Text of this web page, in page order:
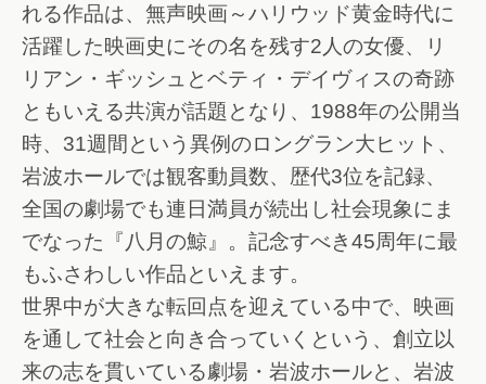
れる作品は、無声映画～ハリウッド黄金時代に
活躍した映画史にその名を残す2人の女優、リ
リアン・ギッシュとベティ・デイヴィスの奇跡
ともいえる共演が話題となり、1988年の公開当
時、31週間という異例のロングラン大ヒット、
岩波ホールでは観客動員数、歴代3位を記録、
全国の劇場でも連日満員が続出し社会現象にま
でなった『八月の鯨』。記念すべき45周年に最
もふさわしい作品といえます。
世界中が大きな転回点を迎えている中で、映画
を通して社会と向き合っていくという、創立以
来の志を貫いている劇場・岩波ホールと、岩波